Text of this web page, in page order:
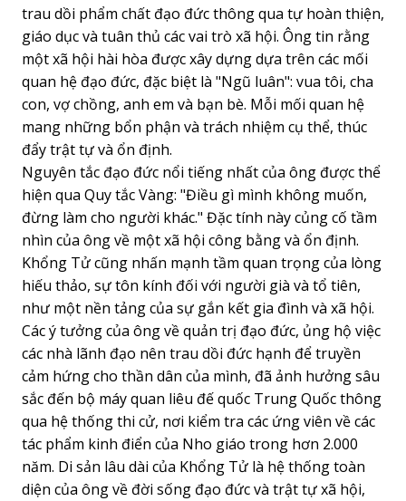
trau dồi phẩm chất đạo đức thông qua tự hoàn thiện,
giáo dục và tuân thủ các vai trò xã hội. Ông tin rằng
một xã hội hài hòa được xây dựng dựa trên các mối
quan hệ đạo đức, đặc biệt là "Ngũ luân": vua tôi, cha
con, vợ chồng, anh em và bạn bè. Mỗi mối quan hệ
mang những bổn phận và trách nhiệm cụ thể, thúc
đẩy trật tự và ổn định.
Nguyên tắc đạo đức nổi tiếng nhất của ông được thể
hiện qua Quy tắc Vàng: "Điều gì mình không muốn,
đừng làm cho người khác." Đặc tính này củng cố tầm
nhìn của ông về một xã hội công bằng và ổn định.
Khổng Tử cũng nhấn mạnh tầm quan trọng của lòng
hiếu thảo, sự tôn kính đối với người già và tổ tiên,
như một nền tảng của sự gắn kết gia đình và xã hội.
Các ý tưởng của ông về quản trị đạo đức, ủng hộ việc
các nhà lãnh đạo nên trau dồi đức hạnh để truyền
cảm hứng cho thần dân của mình, đã ảnh hưởng sâu
sắc đến bộ máy quan liêu đế quốc Trung Quốc thông
qua hệ thống thi cử, nơi kiểm tra các ứng viên về các
tác phẩm kinh điển của Nho giáo trong hơn 2.000
năm. Di sản lâu dài của Khổng Tử là hệ thống toàn
diện của ông về đời sống đạo đức và trật tự xã hội,